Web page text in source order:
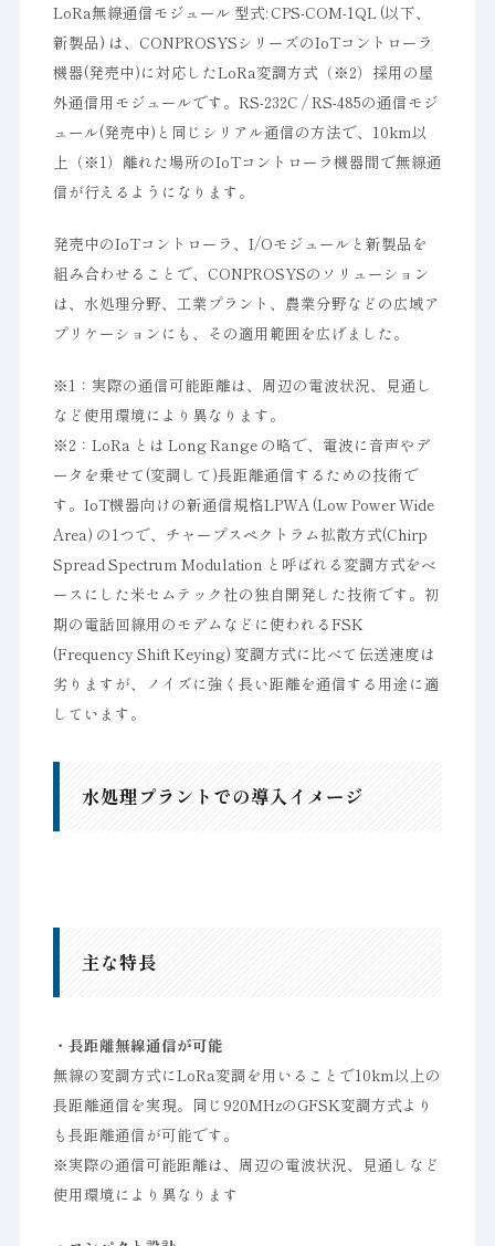
LoRa無線通信モジュール 型式: CPS-COM-1QL (以下、
新製品) は、CONPROSYSシリーズのIoTコントローラ
機器(発売中)に対応したLoRa変調方式（※2）採用の屋
外通信用モジュールです。RS-232C / RS-485の通信モジ
ュール(発売中)と同じシリアル通信の方法で、10km以
上（※1）離れた場所のIoTコントローラ機器間で無線通
信が行えるようになります。
発売中のIoTコントローラ、I/Oモジュールと新製品を
組み合わせることで、CONPROSYSのソリューション
は、水処理分野、工業プラント、農業分野などの広域ア
プリケーションにも、その適用範囲を広げました。
※1：実際の通信可能距離は、周辺の電波状況、見通し
など使用環境により異なります。
※2：LoRa とは Long Range の略で、電波に音声やデ
ータを乗せて(変調して)長距離通信するための技術で
す。IoT機器向けの新通信規格LPWA (Low Power Wide
Area) の1つで、チャープスペクトラム拡散方式(Chirp
Spread Spectrum Modulation と呼ばれる変調方式をベ
ースにした米セムテック社の独自開発した技術です。初
期の電話回線用のモデムなどに使われるFSK
(Frequency Shift Keying) 変調方式に比べて伝送速度は
劣りますが、ノイズに強く長い距離を通信する用途に適
しています。
水処理プラントでの導入イメージ
主な特長
・長距離無線通信が可能
無線の変調方式にLoRa変調を用いることで10km以上の
長距離通信を実現。同じ920MHzのGFSK変調方式より
も長距離通信が可能です。
※実際の通信可能距離は、周辺の電波状況、見通しなど
使用環境により異なります